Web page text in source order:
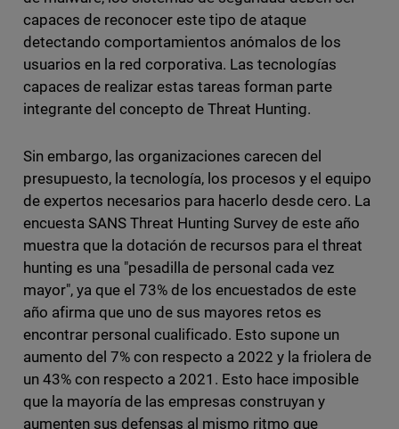
capaces de reconocer este tipo de ataque
detectando comportamientos anómalos de los
usuarios en la red corporativa. Las tecnologías
capaces de realizar estas tareas forman parte
integrante del concepto de Threat Hunting.
Sin embargo, las organizaciones carecen del
presupuesto, la tecnología, los procesos y el equipo
de expertos necesarios para hacerlo desde cero. La
encuesta SANS Threat Hunting Survey de este año
muestra que la dotación de recursos para el threat
hunting es una "pesadilla de personal cada vez
mayor", ya que el 73% de los encuestados de este
año afirma que uno de sus mayores retos es
encontrar personal cualificado. Esto supone un
aumento del 7% con respecto a 2022 y la friolera de
un 43% con respecto a 2021. Esto hace imposible
que la mayoría de las empresas construyan y
aumenten sus defensas al mismo ritmo que